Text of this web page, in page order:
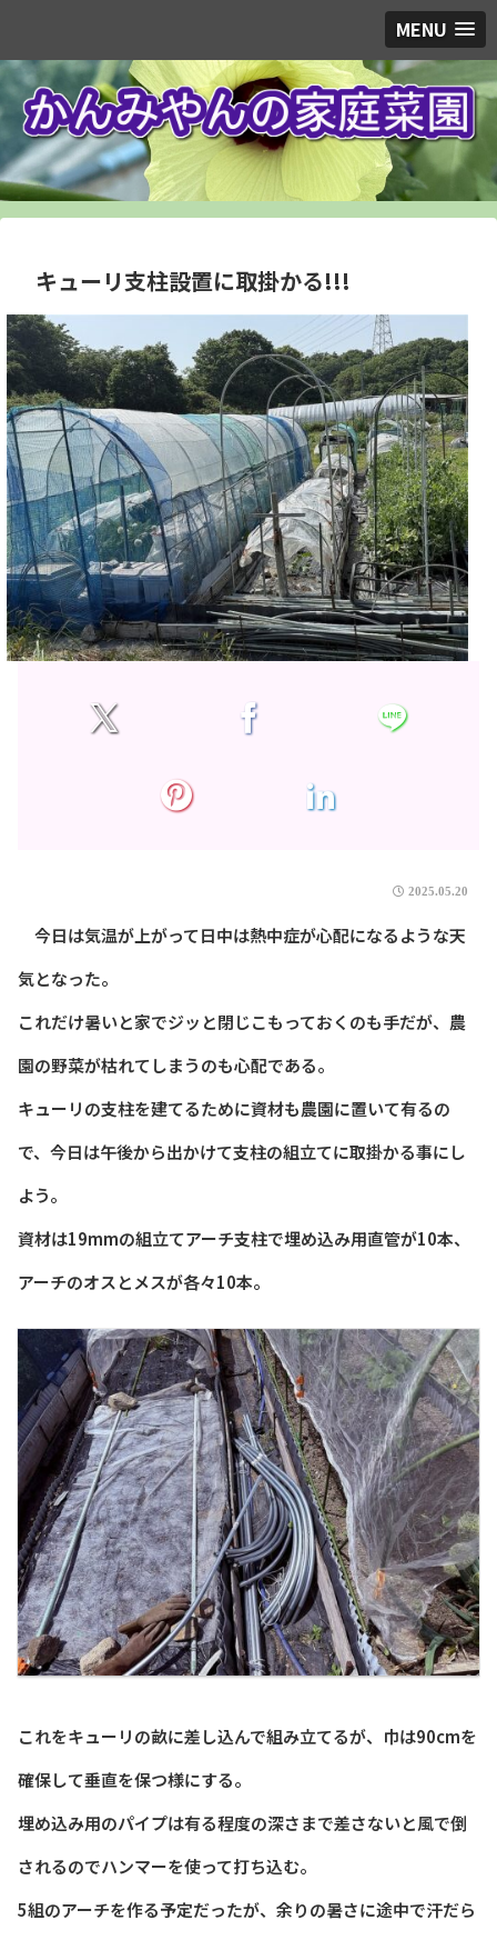
MENU
キューリ支柱設置に取掛かる!!!
2025.05.20
今日は気温が上がって日中は熱中症が心配になるような天
気となった。
これだけ暑いと家でジッと閉じこもっておくのも手だが、農
園の野菜が枯れてしまうのも心配である。
キューリの支柱を建てるために資材も農園に置いて有るの
で、今日は午後から出かけて支柱の組立てに取掛かる事にし
よう。
資材は19mmの組立てアーチ支柱で埋め込み用直管が10本、
アーチのオスとメスが各々10本。
これをキューリの畝に差し込んで組み立てるが、巾は90cmを
確保して垂直を保つ様にする。
埋め込み用のパイプは有る程度の深さまで差さないと風で倒
されるのでハンマーを使って打ち込む。
5組のアーチを作る予定だったが、余りの暑さに途中で汗だら